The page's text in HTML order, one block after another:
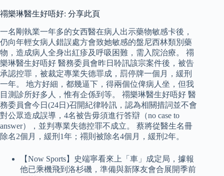
禤樂琳醫生好唔好: 分享此頁
一名剛執業一年多的女西醫在病人出示藥物敏感卡後，
仍向年輕女病人錯誤處方會致她敏感的盤尼西林類別藥
物，造成病人全身出紅疹及呼吸困難，需入院治療。 禤
樂琳醫生好唔好 醫務委員會昨日聆訊該宗案件後，被告
承認控罪，被裁定專業失德罪成，罰停牌一個月，緩刑
一年。 地方好細，都幾逼下，得兩個位俾病人坐，但我
目測診所好多人，惟有企係到等。 禤樂琳醫生好唔好 醫
務委員會今日(24日)召開紀律聆訊，認為相關措詞並不會
對公眾造成誤導，4名被告毋須進行答辯（no case to
answer），並判專業失德控罪不成立。 蔡將從醫生名冊
除名2個月，緩刑1年；禤則被除名4個月，緩刑2年。
【Now Sports】史端寧看來上「車」成定局，據報
他已乘機飛到洛杉磯，準備與新隊友會合展開季前